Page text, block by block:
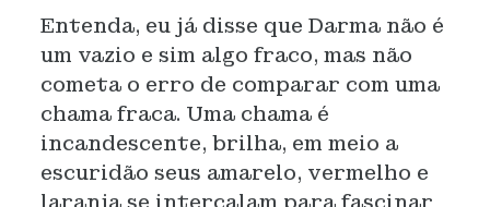
Entenda, eu já disse que Darma não é
um vazio e sim algo fraco, mas não
cometa o erro de comparar com uma
chama fraca. Uma chama é
incandescente, brilha, em meio a
escuridão seus amarelo, vermelho e